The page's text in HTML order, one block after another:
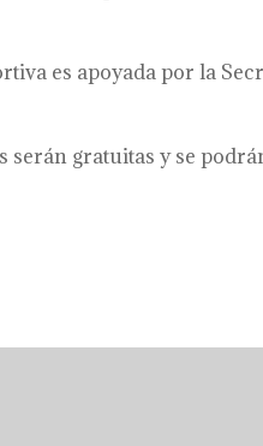
es apoyada por la
serán gratuitas y se